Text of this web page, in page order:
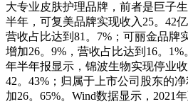
大专业皮肤护理品牌，前者是巨子
半年，可复美品牌实现收入25。42
营收占比达到81。7%；可丽金品牌
增加26。9%，营收占比达到16。
年半年报显示，锦波生物实现停业
42。43%；归属于上市公司股东的
加26。65%。Wind数据显示，2021